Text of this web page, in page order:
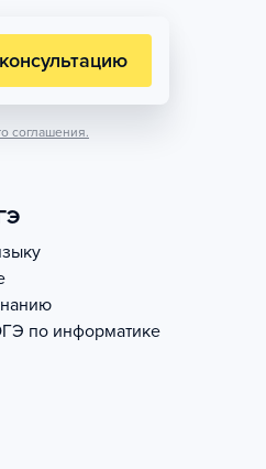
соглашения.
по информатике